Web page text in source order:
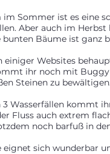
im Sommer ist es eine
Aber auch im
Bäume ist ganz
einiger Websites
ihr noch mit
Steinen zu
3 Wasserfällen kommt
Fluss auch extrem
noch barfuß in
eignet sich wunderbar